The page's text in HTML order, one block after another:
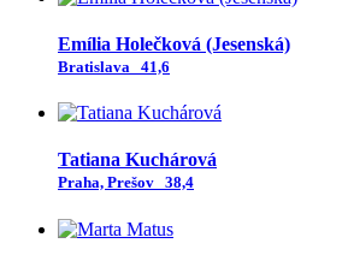
Emília Holečková (Jesenská)
Bratislava 41,6
Tatiana Kuchárová
Praha, Prešov 38,4